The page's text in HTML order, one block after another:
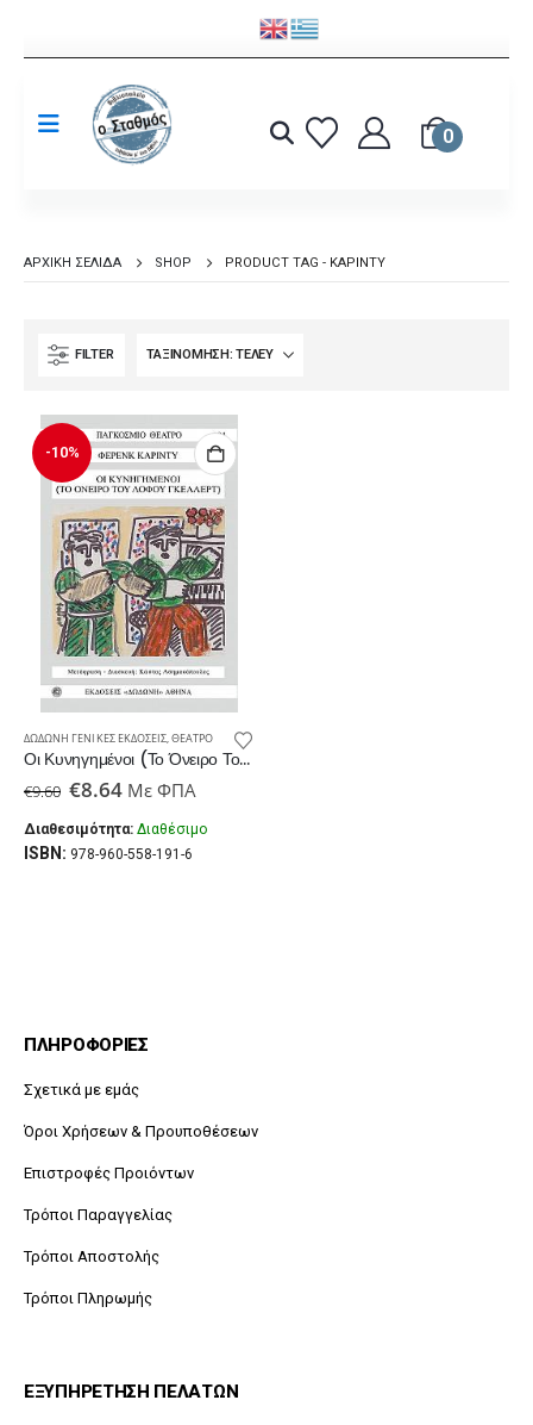
0
ΑΡΧΙΚΉ ΣΕΛΊΔΑ SHOP PRODUCT TAG - ΚΆΡΙΝΤΥ
FILTER
-10%
ΔΩΔΏΝΗ ΓΕΝΙΚΈΣ ΕΚΔΌΣΕΙΣ,ΘΈΑΤΡΟ
Οι Κυνηγημένοι (το Όνειρο Του Λόφου Γκέλλερτ)
€9.60 Original
was:
€9.60.
€8.64Η
τιμή
είναι:
€8.64.
Με ΦΠΑ
Διαθεσιμότητα: Διαθέσιμο
ISBN: 978-960-558-191-6
ΠΛΗΡΟΦΟΡΙΕΣ
Σχετικά με εμάς
Όροι Χρήσεων & Προυποθέσεων
Επιστροφές Προιόντων
Τρόποι Παραγγελίας
Τρόποι Αποστολής
Τρόποι Πληρωμής
ΕΞΥΠΗΡΕΤΗΣΗ ΠΕΛΑΤΩΝ